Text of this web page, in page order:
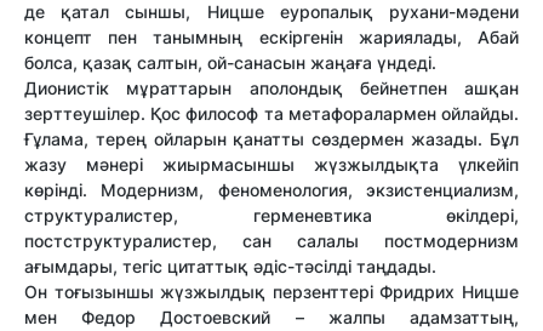
де қатал сыншы, Ницше еуропалық рухани-мәдени
концепт пен танымның ескіргенін жариялады, Абай
болса, қазақ салтын, ой-санасын жаңаға үндеді.
Дионистік мұраттарын аполондық бейнетпен ашқан
зерттеушілер. Қос философ та метафоралармен ойлайды.
Ғұлама, терең ойларын қанатты сөздермен жазады. Бұл
жазу мәнері жиырмасыншы жүзжылдықта үлкейіп
көрінді. Модернизм, феноменология, экзистенциализм,
структуралистер, герменевтика өкілдері,
постструктуралистер, сан салалы постмодернизм
ағымдары, тегіс цитаттық әдіс-тәсілді таңдады.
Он тоғызыншы жүзжылдық перзенттері Фридрих Ницше
мен Федор Достоевский – жалпы адамзаттың,